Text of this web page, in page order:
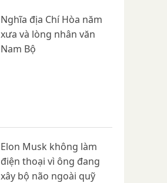
Nghĩa địa Chí Hòa năm
xưa và lòng nhân văn
Nam Bộ
Elon Musk không làm
điện thoại vì ông đang
xây bộ não ngoài quỹ